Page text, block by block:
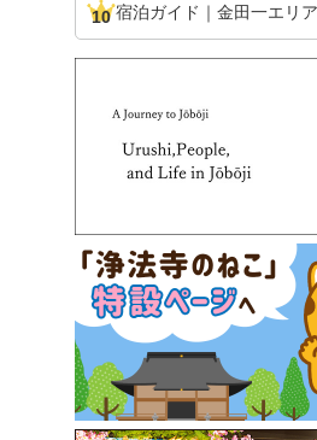
宿泊ガイド｜金田一エリア